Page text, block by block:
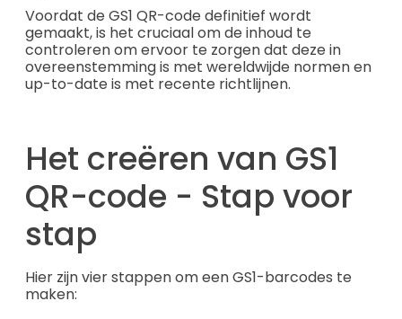
Voordat de GS1 QR-code definitief wordt
gemaakt, is het cruciaal om de inhoud te
controleren om ervoor te zorgen dat deze in
overeenstemming is met wereldwijde normen en
up-to-date is met recente richtlijnen.
Het creëren van GS1
QR-code - Stap voor
stap
Hier zijn vier stappen om een GS1-barcodes te
maken: